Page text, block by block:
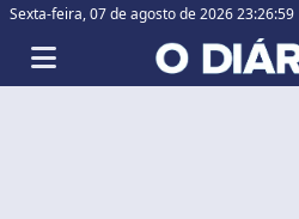
Sexta-feira,07 de agosto de 2026 23:27:00